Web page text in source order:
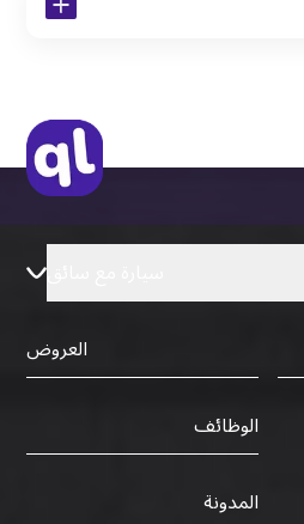
العروض
الوظائف
المدونة